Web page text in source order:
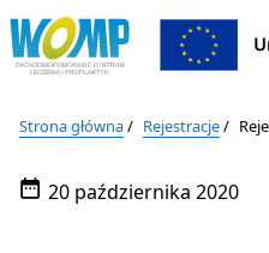
Wojewódzki
Ośrodek
Pracy
Wojewódzki
Ośrodek
Medycyny
Zachodniopomorskie
Leczenia
Strona główna Rejestracje
Data20 października 2020